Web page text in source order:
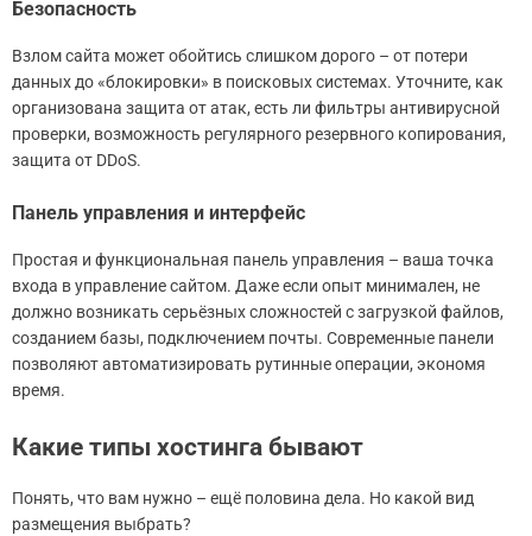
Безопасность
Взлом сайта может обойтись слишком дорого – от потери
данных до «блокировки» в поисковых системах. Уточните, как
организована защита от атак, есть ли фильтры антивирусной
проверки, возможность регулярного резервного копирования,
защита от DDoS.
Панель управления и интерфейс
Простая и функциональная панель управления – ваша точка
входа в управление сайтом. Даже если опыт минимален, не
должно возникать серьёзных сложностей с загрузкой файлов,
созданием базы, подключением почты. Современные панели
позволяют автоматизировать рутинные операции, экономя
время.
Какие типы хостинга бывают
Понять, что вам нужно – ещё половина дела. Но какой вид
размещения выбрать?